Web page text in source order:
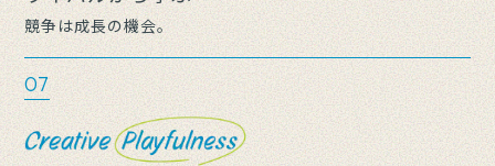
競争は成長の機会。
07